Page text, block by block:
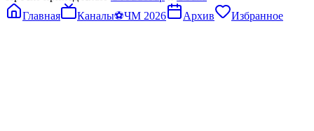
Главная
Каналы⚽ЧМ 2026 Архив Избранное